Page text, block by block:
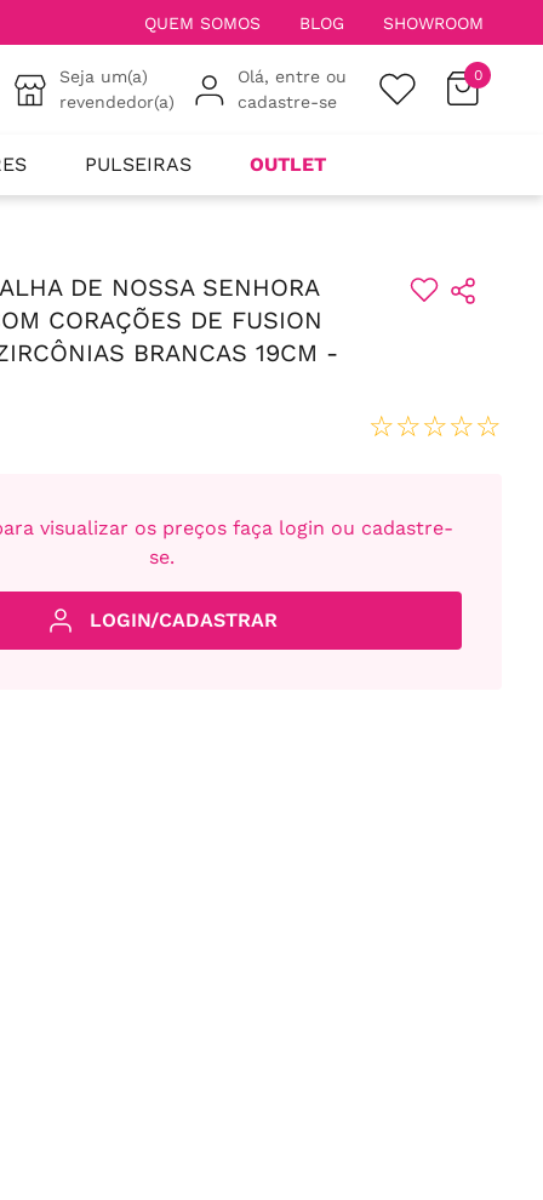
QUEM SOMOS BLOG SHOWROOM
Seja um(a)
revendedor(a)
Olá, entre ou
cadastre-se
0
PULSEIRAS OUTLET
DE NOSSA SENHORA
CORAÇÕES DE FUSION
BRANCAS 19CM -
☆☆☆☆☆
visualizar os preços faça login ou cadastre-
se.
LOGIN/CADASTRAR